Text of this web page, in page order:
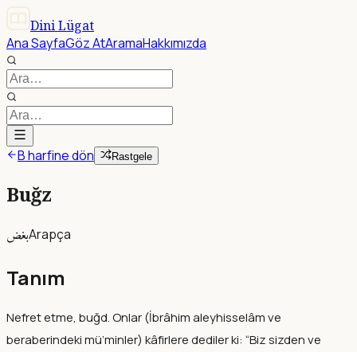
Dini Lügat
Ana SayfaGöz AtAramaHakkımızda
B harfine dön Rastgele
Buğz
بغضArapça
Tanım
Nefret etme, buğd. Onlar (İbrâhim aleyhisselâm ve
beraberindeki mü’minler) kâfirlere dediler ki: “Biz sizden ve